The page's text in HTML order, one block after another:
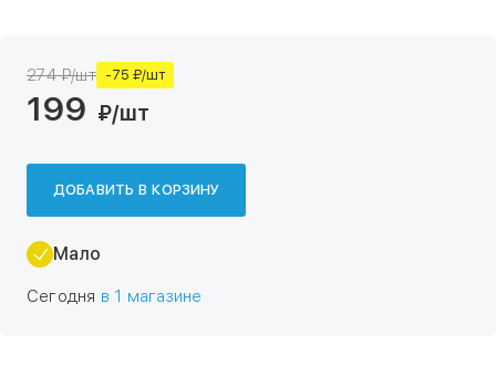
274 ₽/шт -75 ₽/шт
199 ₽/шт
ДОБАВИТЬ В КОРЗИНУ
Мало
Сегодня в 1 магазине